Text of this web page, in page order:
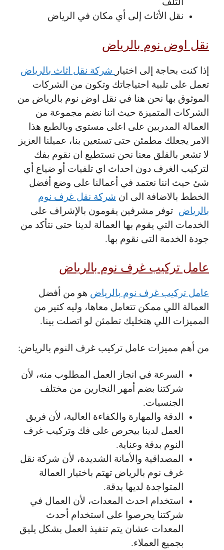
نقل الأثاث إلى أي مكان في الرياض
نقل اوض نوم بالرياض
إذا كنت بحاجة إلى اختيار شركة نقل اثاث بالرياض
تعمل على تلبية احتياجاتك وتكون من الشركات
الموثوق بها نحن هنا في نقل اوض نوم بالرياض من
الشركات المتميزة حيث اننا نضم مجموعة من
العمالة المدربين على اعلى مستوى وبالطبع هذا
الامر يجعلك مطمئن حتى تستعين بنا، عميلنا العزيز
لا تشعر بالقلق معنا نحن نستطيع ان نقوم بفك
لتركيب الغرف دون احداث اي تلفيات أو ضياع أي
شئ حيث اننا نعتمد في أعمالنا على وضع أفضل
الخطط بالاضافة الى ان شركة نقل غرف نوم
بالرياض توفر مشرفين يقومون بالإشراف على
الخدمات التي يقوم بها العمالة لدينا حتى نتأكد من
جودة الخدمة التى نقوم بها.
عامل تركيب غرف نوم بالرياض
عامل تركيب غرف نوم بالرياض هو من أفضل
العمالة اللي ممكن تتعامل معاها، وليه كتير من
المميزات اللي هتخليك تطمئن لو اتصلت بينا.
من أهم مميزات عامل تركيب غرف النوم بالرياض:
السرعة في انجاز العمل المطلوب منه، لأن
شركتنا بضم أمهر النجارين من مختلف
الجنسيات.
الدقة والمهارة والكفاءة العالية، لأن فريق
العمل لدينا بيحرص على فك وتركيب غرف
النوم بدقة وعناية.
المصداقية والأمانة الشديدة، لأن شركة نقل
غرف نوم بالرياض تهتم باختيار العمالة
المتواجدة لديها بدقة.
استخدام احدث المعدات، لأن العمال في
شركتنا يحرصوا على استخدام أحدث
المعدات عشان يتم تنفيذ العمل بشكل يليق
بجميع العملاء.